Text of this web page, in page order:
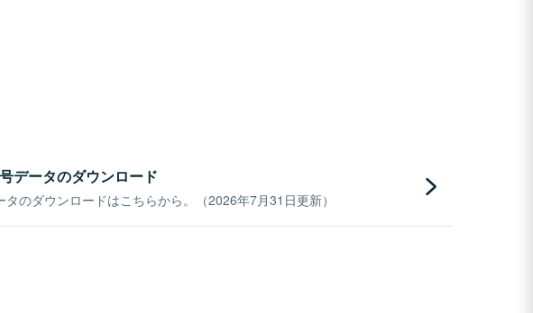
データのダウンロード
タのダウンロードはこちらから。（2026年7月31日更新）